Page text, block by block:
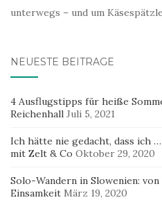
unterwegs – und um
NEUESTE BEITRÄGE
4 Ausflugstipps für heiße
Reichenhall Juli 5, 2021
Ich hätte nie gedacht, dass ich
mit Zelt & Co Oktober 29, 2020
Solo-Wandern in Slowenien:
Einsamkeit März 19, 2020